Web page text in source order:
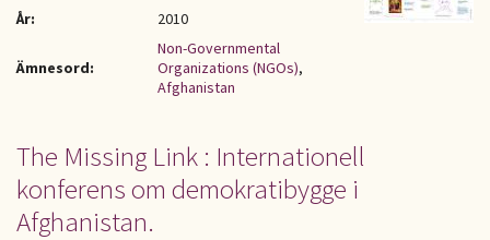
År:
2010
Ämnesord:
Non-Governmental
Organizations (NGOs),
Afghanistan
The Missing Link : Internationell
konferens om demokratibygge i
Afghanistan.